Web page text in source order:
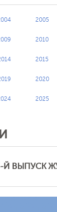
2005
2010
2015
2020
2025
Й ВЫПУСК